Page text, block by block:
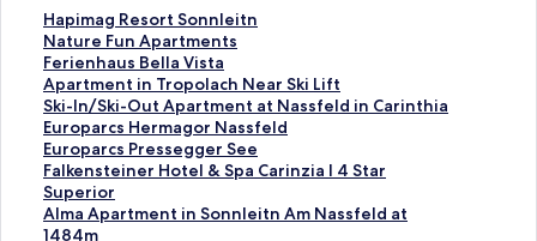
Hapimag Resort Sonnleitn
S
z
a
b
v
á
n
y
o
s
l
Nature Fun Apartments
S
z
a
b
v
á
n
y
o
s
Ferienhaus Bella Vista
S
z
a
b
v
á
n
y
o
Apartment in Tropolach Near Ski Lift
S
z
a
b
v
á
n
y
Ski-In/Ski-Out Apartment at Nassfeld in Carinthia
S
z
a
b
v
á
n
Europarcs Hermagor Nassfeld
S
z
a
b
v
á
Europarcs Pressegger See
S
z
a
b
v
Falkensteiner Hotel & Spa Carinzia l 4 Star
Superior
S
z
a
b
Alma Apartment in Sonnleitn Am Nassfeld at
1484m
S
z